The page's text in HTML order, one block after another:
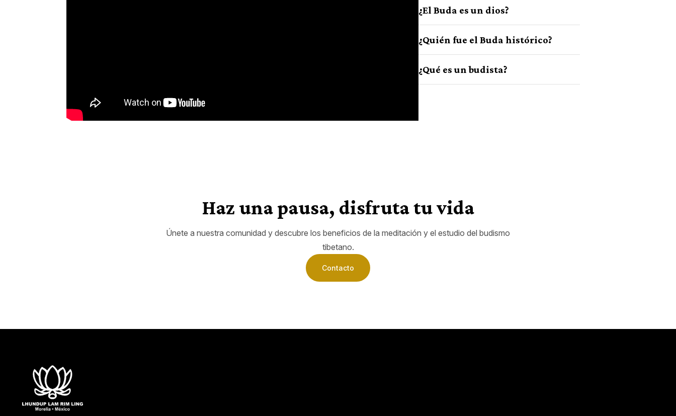
¿El Buda es un dios?
¿Quién fue el Buda histórico?
¿Qué es un budista?
Haz una pausa, disfruta tu vida
Únete a nuestra comunidad y descubre los beneficios de la meditación y el estudio del budismo
tibetano.
Contacto